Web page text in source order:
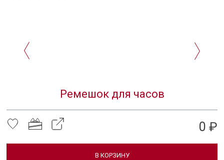
Коллекция мужских часов
Программа лояльности
Оплата долями
Ремешок для часов
0 ₽
В КОРЗИНУ